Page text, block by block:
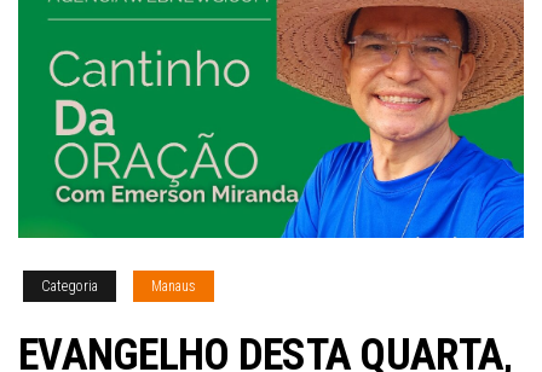
Categoria Manaus
EVANGELHO DESTA QUARTA,